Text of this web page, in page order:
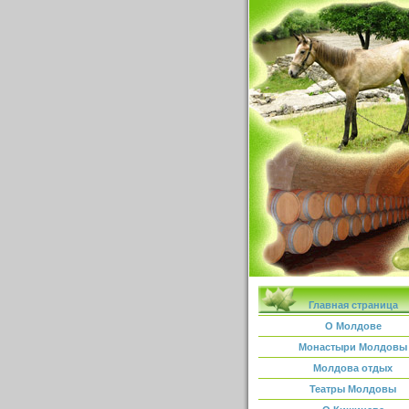
Главная страница
О Молдове
Монастыри Молдовы
Молдова отдых
Театры Молдовы